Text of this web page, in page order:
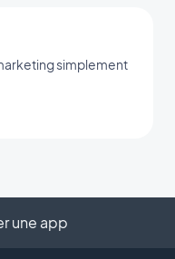
simplement
une app